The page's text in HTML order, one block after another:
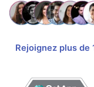
Rejoignez plus